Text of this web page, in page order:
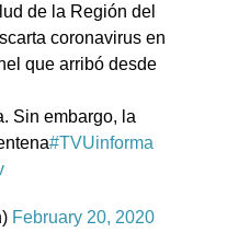
de la Región del
coronavirus en
que arribó desde
Sin embargo, la
#TVUinforma
February 20, 2020